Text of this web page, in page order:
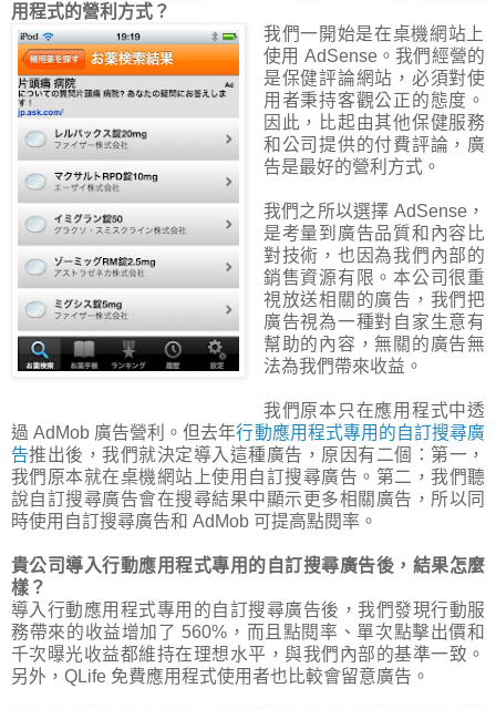
用程式的營利方式？
我們一開始是在桌機網站上
使用 AdSense。我們經營的
是保健評論網站，必須對使
用者秉持客觀公正的態度。
因此，比起由其他保健服務
和公司提供的付費評論，廣
告是最好的營利方式。
我們之所以選擇 AdSense，
是考量到廣告品質和內容比
對技術，也因為我們內部的
銷售資源有限。本公司很重
視放送相關的廣告，我們把
廣告視為一種對自家生意有
幫助的內容，無關的廣告無
法為我們帶來收益。
我們原本只在應用程式中透
過 AdMob 廣告營利。但去年行動應用程式專用的自訂搜尋廣
告推出後，我們就決定導入這種廣告，原因有二個：第一，
我們原本就在桌機網站上使用自訂搜尋廣告。第二，我們聽
說自訂搜尋廣告會在搜尋結果中顯示更多相關廣告，所以同
時使用自訂搜尋廣告和 AdMob 可提高點閱率。
貴公司導入行動應用程式專用的自訂搜尋廣告後，結果怎麼
樣？
導入行動應用程式專用的自訂搜尋廣告後，我們發現行動服
務帶來的收益增加了 560%，而且點閱率、單次點擊出價和
千次曝光收益都維持在理想水平，與我們內部的基準一致。
另外，QLife 免費應用程式使用者也比較會留意廣告。